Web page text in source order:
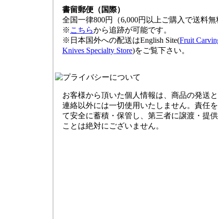
書留郵便（国際）
全国一律800円（6,000円以上ご購入で送料無
※ こちらから追跡が可能です。
※日本国外への配送はEnglish Site(Fruit
Knives Specialty Store)をご覧下さい。
お客様から頂いた個人情報は、商品の発送
連絡以外には一切使用いたしません。責任
て安全に蓄積・保管し、第三者に譲渡・提
ことは絶対にございません。